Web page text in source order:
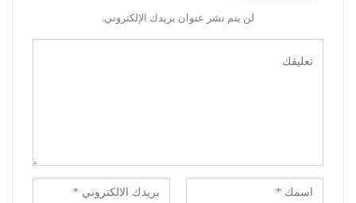
لن يتم نشر عنوان بريدك الإلكتروني.